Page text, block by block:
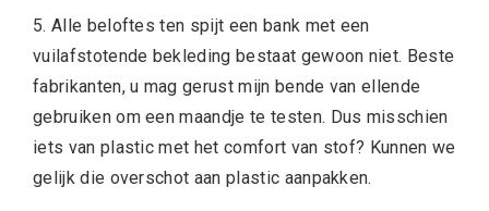
5. Alle beloftes ten spijt een bank met een
vuilafstotende bekleding bestaat gewoon niet. Beste
fabrikanten, u mag gerust mijn bende van ellende
gebruiken om een maandje te testen. Dus misschien
iets van plastic met het comfort van stof? Kunnen we
gelijk die overschot aan plastic aanpakken.